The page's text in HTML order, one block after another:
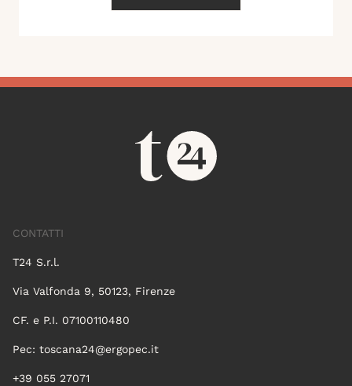
CONTATTI
T24 S.r.l.
Via Valfonda 9, 50123, Firenze
CF. e P.I. 07100110480
Pec: toscana24@ergopec.it
+39 055 27071